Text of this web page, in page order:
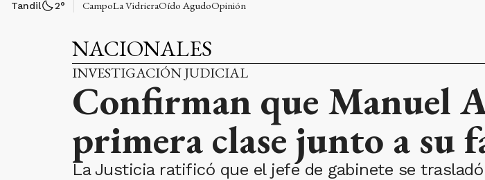
Tandil 2° CampoLa VidrieraOído AgudoOpinión
NACIONALES
INVESTIGACIÓN JUDICIAL
Confirman que Manuel
primera clase junto a su
La Justicia ratificó que el jefe de gabinete se